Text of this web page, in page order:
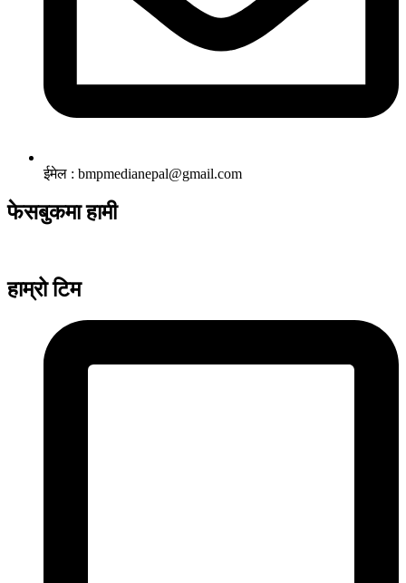
ईमेल : bmpmedianepal@gmail.com
फेसबुकमा हामी
हाम्रो टिम